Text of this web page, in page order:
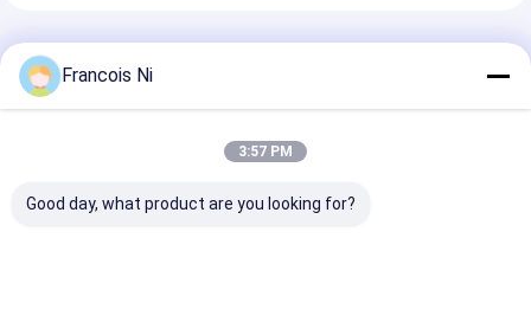
추천된 제품
Francois Ni
3:57 PM
Good day, what product are you looking for?